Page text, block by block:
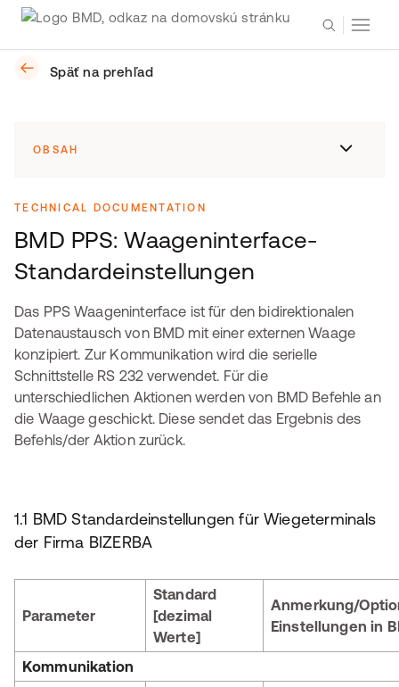
Späť na prehľad
OBSAH
TECHNICAL DOCUMENTATION
BMD PPS: Waageninterface-
Standardeinstellungen
Das PPS Waageninterface ist für den bidirektionalen
Datenaustausch von BMD mit einer externen Waage
konzipiert. Zur Kommunikation wird die serielle
Schnittstelle RS 232 verwendet. Für die
unterschiedlichen Aktionen werden von BMD Befehle an
die Waage geschickt. Diese sendet das Ergebnis des
Befehls/der Aktion zurück.
1.1 BMD Standardeinstellungen für Wiegeterminals
der Firma BIZERBA
Parameter
Standard
[dezimal
Werte]
Anmerkung/
Einstellungen in
Kommunikation